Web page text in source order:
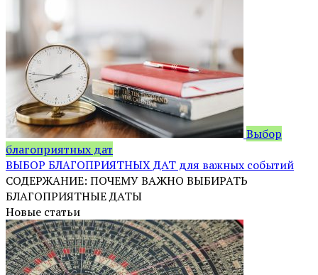
Выбор
благоприятных дат
ВЫБОР БЛАГОПРИЯТНЫХ ДАТ для важных событий
СОДЕРЖАНИЕ: ПОЧЕМУ ВАЖНО ВЫБИРАТЬ
БЛАГОПРИЯТНЫЕ ДАТЫ
Новые статьи